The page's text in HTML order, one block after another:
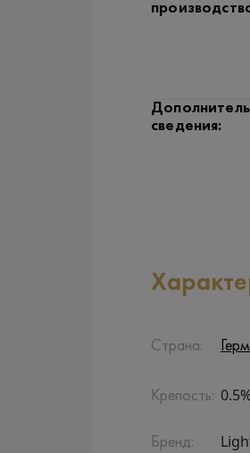
сведения:
Страна:
Крепость:
Бренд: